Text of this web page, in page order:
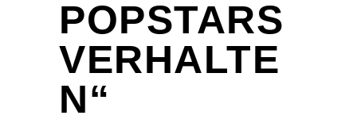
POPSTARS
VERHALTE
N“